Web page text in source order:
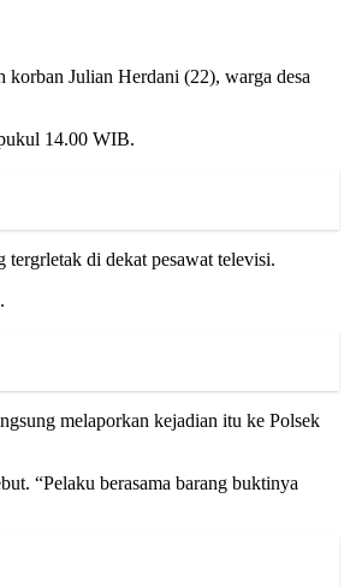
Julian Herdani (22), warga desa
14.00 WIB.
di dekat pesawat televisi.
melaporkan kejadian itu ke Polsek
“Pelaku berasama barang buktinya